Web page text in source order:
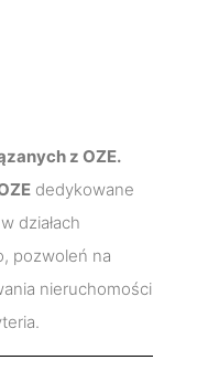
z OZE.
dedykowane
działach
pozwoleń na
nieruchomości